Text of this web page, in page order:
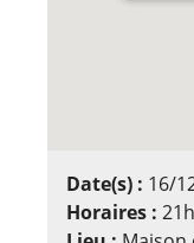
Date(s) : 16/
Horaires :